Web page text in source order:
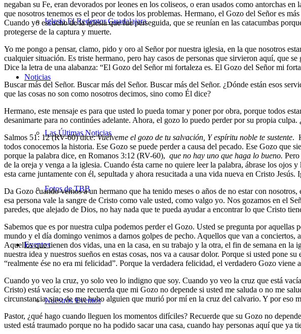
Iglesia El Redentor Guadalajara
Noticias
Las Últimas Noticias
Fotos de TBB
Eventos
Nuestros Eventos
negaban su Fe, eran devorados por leones en los coliseos, o eran usados como antorchas
que nosotros tenemos es el peor de todos los problemas. Hermano, el Gozo del Señor es
Cuando yo escucho de la iglesia que fue perseguida, que se reunían en las catacumbas
protegerse de la captura y muerte.
Yo me pongo a pensar, clamo, pido y oro al Señor por nuestra iglesia, en la que nosotros
cualquier situación. Es triste hermano, pero hay casos de personas que sirvieron aquí, que
Dice la letra de una alabanza: “El Gozo del Señor mi fortaleza es. El Gozo del Señor mi
Buscar más del Señor. Buscar más del Señor. Buscar más del Señor. ¿Dónde están esos
que las cosas no son como nosotros decimos, sino como Él dice?
Hermano, este mensaje es para que usted lo pueda tomar y poner por obra, porque todos
desanimarte para no continúes adelante. Ahora, el gozo lo puedo perder por su propia culpa.
Salmos 51: 12 (RV-60) dice:Vuélveme el gozo de tu salvación, Y espíritu noble te sustente.
todos conocemos la historia. Ese Gozo se puede perder a causa del pecado. Ese Gozo que
porque la palabra dice, en Romanos 3:12 (RV-60), que no hay uno que haga lo bueno.
de la oreja y venga a la iglesia. Cuando ésta carne no quiere leer la palabra, ábrase los
esta carne juntamente con él, sepultada y ahora resucitada a una vida nueva en Cristo
Da Gozo cuando vemos a un hermano que ha tenido meses o años de no estar con
esa persona vale la sangre de Cristo como vale usted, como valgo yo. Nos gozamos en el
paredes, que alejado de Dios, no hay nada que te pueda ayudar a encontrar lo que Cristo
Sabemos que es por nuestra culpa podemos perder el Gozo. Usted se pregunta por
mundo y el día domingo venimos a darnos golpes de pecho. Aquellos que van a conciertos,
Aquellos que tienen dos vidas, una en la casa, en su trabajo y la otra, el fin de semana en
nuestra idea y nuestros sueños en estas cosas, nos va a causar dolor. Porque si usted pone
“realmente ése no era mi felicidad”. Porque la verdadera felicidad, el verdadero Gozo
Cuando yo veo la cruz, yo solo veo lo indigno que soy. Cuando yo veo la cruz que está
Cristo) está vacía; eso me recuerda que mi Gozo no depende si usted me saluda o no me
circunstancia, sino de que hubo alguien que murió por mí en la cruz del calvario. Y por eso
Pastor, ¿qué hago cuando lleguen los momentos difíciles? Recuerde que su Gozo no
usted está traumado porque no ha podido sacar una casa, cuando hay personas aquí que ya